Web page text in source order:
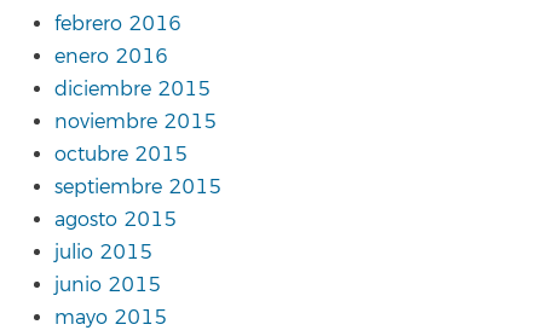
febrero 2016
enero 2016
diciembre 2015
noviembre 2015
octubre 2015
septiembre 2015
agosto 2015
julio 2015
junio 2015
mayo 2015